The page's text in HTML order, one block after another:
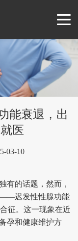
能衰退，出
医
03-10
有的话题，然而，
——迟发性性腺功能
征。这一现象在近
孕和健康维护方